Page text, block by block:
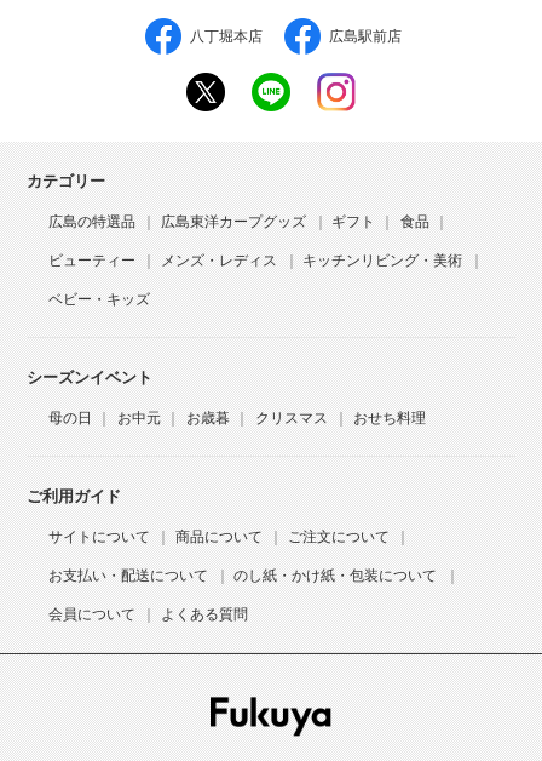
八丁堀本店 広島駅前店
カテゴリー
広島の特選品 広島東洋カープグッズ ギフト 食品
ビューティー メンズ・レディス キッチンリビング・美術
ベビー・キッズ
シーズンイベント
母の日 お中元 お歳暮 クリスマス おせち料理
ご利用ガイド
サイトについて 商品について ご注文について
お支払い・配送について のし紙・かけ紙・包装について
会員について よくある質問